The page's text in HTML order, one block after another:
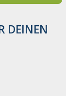
DEINEN